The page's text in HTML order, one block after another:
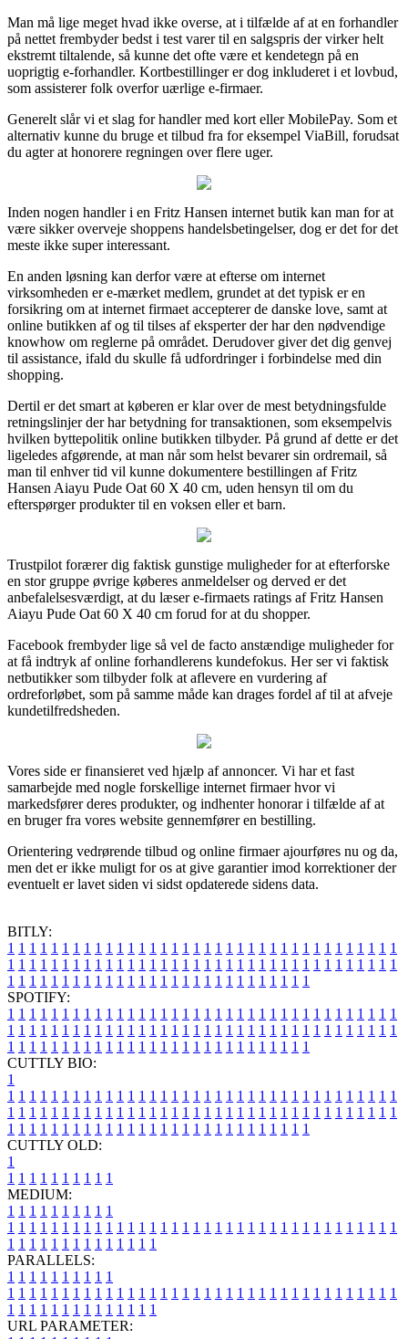
Man må lige meget hvad ikke overse, at i tilfælde af at en forhandler
på nettet frembyder bedst i test varer til en salgspris der virker helt
ekstremt tiltalende, så kunne det ofte være et kendetegn på en
uoprigtig e-forhandler. Kortbestillinger er dog inkluderet i et lovbud,
som assisterer folk overfor uærlige e-firmaer.
Generelt slår vi et slag for handler med kort eller MobilePay. Som et
alternativ kunne du bruge et tilbud fra for eksempel ViaBill, forudsat
du agter at honorere regningen over flere uger.
Inden nogen handler i en Fritz Hansen internet butik kan man for at
være sikker overveje shoppens handelsbetingelser, dog er det for det
meste ikke super interessant.
En anden løsning kan derfor være at efterse om internet
virksomheden er e-mærket medlem, grundet at det typisk er en
forsikring om at internet firmaet accepterer de danske love, samt at
online butikken af og til tilses af eksperter der har den nødvendige
knowhow om reglerne på området. Derudover giver det dig genvej
til assistance, ifald du skulle få udfordringer i forbindelse med din
shopping.
Dertil er det smart at køberen er klar over de mest betydningsfulde
retningslinjer der har betydning for transaktionen, som eksempelvis
hvilken byttepolitik online butikken tilbyder. På grund af dette er det
ligeledes afgørende, at man når som helst bevarer sin ordremail, så
man til enhver tid vil kunne dokumentere bestillingen af Fritz
Hansen Aiayu Pude Oat 60 X 40 cm, uden hensyn til om du
efterspørger produkter til en voksen eller et barn.
Trustpilot forærer dig faktisk gunstige muligheder for at efterforske
en stor gruppe øvrige køberes anmeldelser og derved er det
anbefalelsesværdigt, at du læser e-firmaets ratings af Fritz Hansen
Aiayu Pude Oat 60 X 40 cm forud for at du shopper.
Facebook frembyder lige så vel de facto anstændige muligheder for
at få indtryk af online forhandlerens kundefokus. Her ser vi faktisk
netbutikker som tilbyder folk at aflevere en vurdering af
ordreforløbet, som på samme måde kan drages fordel af til at afveje
kundetilfredsheden.
Vores side er finansieret ved hjælp af annoncer. Vi har et fast
samarbejde med nogle forskellige internet firmaer hvor vi
markedsfører deres produkter, og indhenter honorar i tilfælde af at
en bruger fra vores website gennemfører en bestilling.
Orientering vedrørende tilbud og online firmaer ajourføres nu og da,
men det er ikke muligt for os at give garantier imod korrektioner der
eventuelt er lavet siden vi sidst opdaterede sidens data.
BITLY:
1 1 1 1 1 1 1 1 1 1 1 1 1 1 1 1 1 1 1 1 1 1 1 1 1 1 1 1 1 1 1 1 1 1 1 1
1 1 1 1 1 1 1 1 1 1 1 1 1 1 1 1 1 1 1 1 1 1 1 1 1 1 1 1 1 1 1 1 1 1 1 1
1 1 1 1 1 1 1 1 1 1 1 1 1 1 1 1 1 1 1 1 1 1 1 1 1 1 1 1
SPOTIFY:
1 1 1 1 1 1 1 1 1 1 1 1 1 1 1 1 1 1 1 1 1 1 1 1 1 1 1 1 1 1 1 1 1 1 1 1
1 1 1 1 1 1 1 1 1 1 1 1 1 1 1 1 1 1 1 1 1 1 1 1 1 1 1 1 1 1 1 1 1 1 1 1
1 1 1 1 1 1 1 1 1 1 1 1 1 1 1 1 1 1 1 1 1 1 1 1 1 1 1 1
CUTTLY BIO:
1
1 1 1 1 1 1 1 1 1 1 1 1 1 1 1 1 1 1 1 1 1 1 1 1 1 1 1 1 1 1 1 1 1 1 1 1
1 1 1 1 1 1 1 1 1 1 1 1 1 1 1 1 1 1 1 1 1 1 1 1 1 1 1 1 1 1 1 1 1 1 1 1
1 1 1 1 1 1 1 1 1 1 1 1 1 1 1 1 1 1 1 1 1 1 1 1 1 1 1 1
CUTTLY OLD:
1
1 1 1 1 1 1 1 1 1 1
MEDIUM:
1 1 1 1 1 1 1 1 1 1
1 1 1 1 1 1 1 1 1 1 1 1 1 1 1 1 1 1 1 1 1 1 1 1 1 1 1 1 1 1 1 1 1 1 1 1
1 1 1 1 1 1 1 1 1 1 1 1 1 1
PARALLELS:
1 1 1 1 1 1 1 1 1 1
1 1 1 1 1 1 1 1 1 1 1 1 1 1 1 1 1 1 1 1 1 1 1 1 1 1 1 1 1 1 1 1 1 1 1 1
1 1 1 1 1 1 1 1 1 1 1 1 1 1
URL PARAMETER: